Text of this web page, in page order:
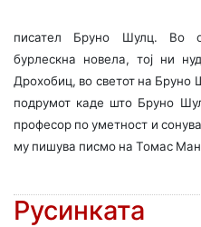
писател Бруно Шулц. Во
бурлескна новела, тој ни
Дрохобиц, во светот на Бруно
подрумот каде што Бруно
професор по уметност и
му пишува писмо на Томас
Русинката